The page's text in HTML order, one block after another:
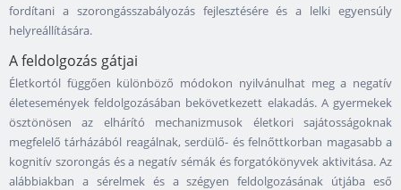
fordítani a szorongásszabályozás fejlesztésére és a lelki egyensúly
helyreállítására.
A feldolgozás gátjai
Életkortól függően különböző módokon nyilvánulhat meg a negatív
életesemények feldolgozásában bekövetkezett elakadás. A gyermekek
ösztönösen az elhárító mechanizmusok életkori sajátosságoknak
megfelelő tárházából reagálnak, serdülő- és felnőttkorban magasabb a
kognitív szorongás és a negatív sémák és forgatókönyvek aktivitása. Az
alábbiakban a sérelmek és a szégyen feldolgozásának útjába eső